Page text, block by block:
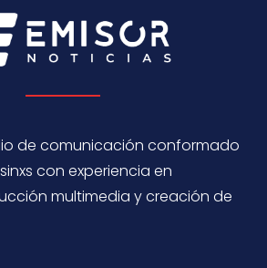
de comunicación conformado
con experiencia en
multimedia y creación de